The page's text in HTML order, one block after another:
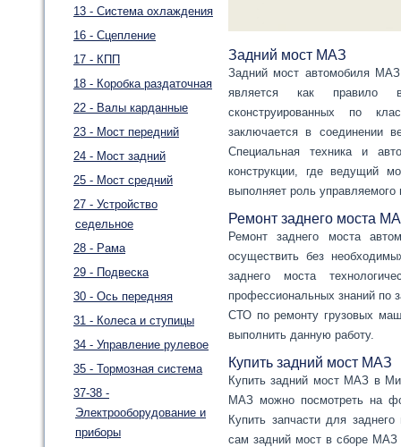
13 - Система охлаждения
16 - Сцепление
17 - КПП
18 - Коробка раздаточная
22 - Валы карданные
23 - Мост передний
24 - Мост задний
25 - Мост средний
27 - Устройство
седельное
28 - Рама
29 - Подвеска
30 - Ось передняя
31 - Колеса и ступицы
34 - Управление рулевое
35 - Тормозная система
37-38 -
Электрооборудование и
приборы
Задний мост МАЗ
Задний мост автомобиля
является как правило
сконструированных по
заключается в соединении
Специальная техника и
конструкции, где ведущий
выполняет роль управляемого
Ремонт заднего моста
Ремонт заднего моста
осуществить без
заднего моста
профессиональных знаний по
СТО по ремонту грузовых
выполнить данную работу.
Купить задний мост МАЗ
Купить задний мост МАЗ в
МАЗ можно посмотреть на
Купить запчасти для
сам задний мост в сборе МАЗ